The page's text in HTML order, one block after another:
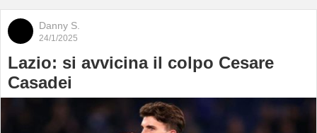
Danny S.
24/1/2025
Lazio: si avvicina il colpo Cesare
Casadei